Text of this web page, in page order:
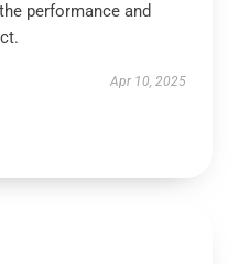
performance and
Apr 10, 2025